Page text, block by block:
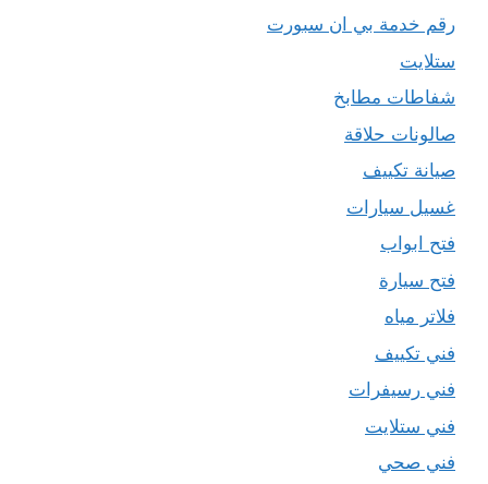
رقم خدمة بي ان سبورت
ستلايت
شفاطات مطابخ
صالونات حلاقة
صيانة تكييف
غسيل سيارات
فتح ابواب
فتح سيارة
فلاتر مياه
فني تكييف
فني رسيفرات
فني ستلايت
فني صحي